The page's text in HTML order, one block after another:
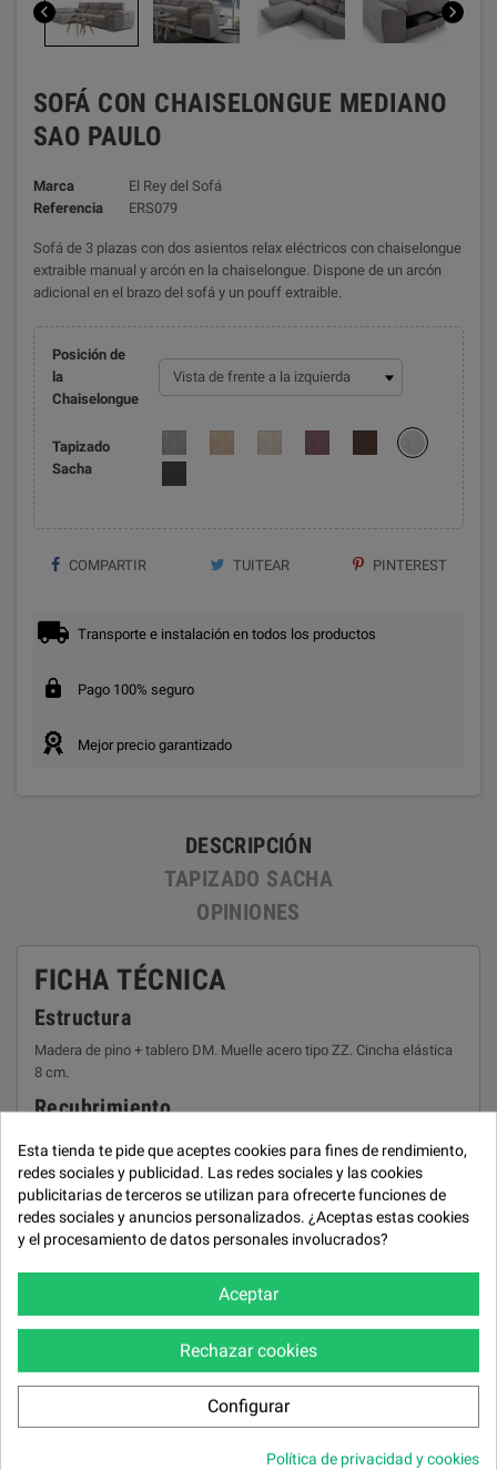
 
SOFÁ CON CHAISELONGUE MEDIANO
SAO PAULO
Marca
El Rey del Sofá
Referencia
ERS079
Sofá de 3 plazas con dos asientos relax eléctricos con chaiselongue
extraible manual y arcón en la chaiselongue. Dispone de un arcón
adicional en el brazo del sofá y un pouff extraible.
Posición de
la
Chaiselongue
Tapizado
Sacha
COMPARTIR TUITEAR PINTEREST
Transporte e instalación en todos los productos
Pago 100% seguro
Mejor precio garantizado
DESCRIPCIÓN
TAPIZADO SACHA
OPINIONES
FICHA TÉCNICA
Estructura
Madera de pino + tablero DM. Muelle acero tipo ZZ. Cincha elástica
8 cm.
Recubrimiento
Espuma PUR de varias densidades.
Mecanismo
Relax eléctrico en los asientos del sofá y extraible manual en la
chaiselongue.
Almohada Respaldo
Con cabezal reclinable. Fibra hueca conjugada y siliconada.
Asiento
Brazo Chaiselongue
Espuma de poliuretano 28 kg.
Esta tienda te pide que aceptes cookies para fines de rendimiento,
redes sociales y publicidad. Las redes sociales y las cookies
publicitarias de terceros se utilizan para ofrecerte funciones de
redes sociales y anuncios personalizados. ¿Aceptas estas cookies
y el procesamiento de datos personales involucrados?
Aceptar
Rechazar cookies
Configurar
Política de privacidad y cookies